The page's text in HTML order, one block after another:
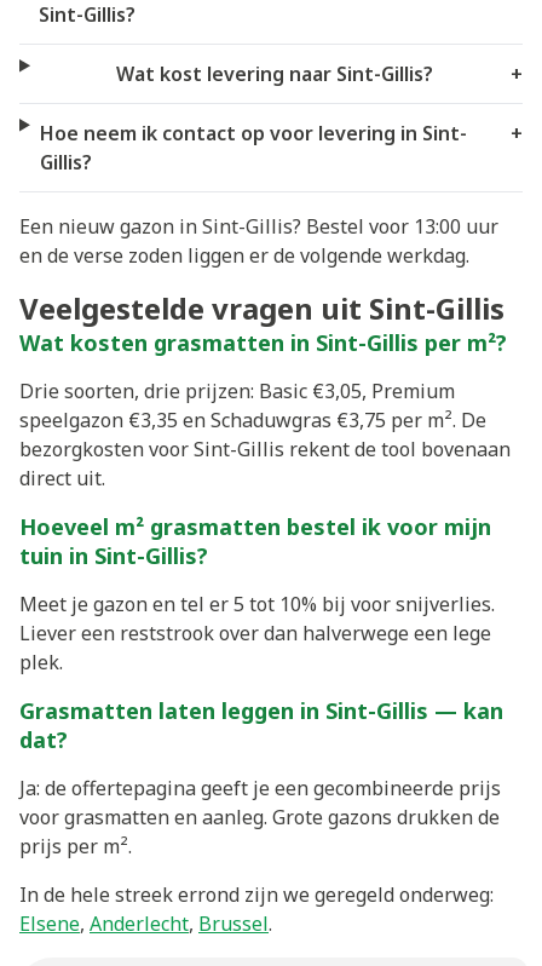
Sint-Gillis?
Wat kost levering naar Sint-Gillis? +
Hoe neem ik contact op voor levering in Sint-
Gillis?
+
Een nieuw gazon in Sint-Gillis? Bestel voor 13:00 uur
en de verse zoden liggen er de volgende werkdag.
Veelgestelde vragen uit Sint-Gillis
Wat kosten grasmatten in Sint-Gillis per m²?
Drie soorten, drie prijzen: Basic €3,05, Premium
speelgazon €3,35 en Schaduwgras €3,75 per m². De
bezorgkosten voor Sint-Gillis rekent de tool bovenaan
direct uit.
Hoeveel m² grasmatten bestel ik voor mijn
tuin in Sint-Gillis?
Meet je gazon en tel er 5 tot 10% bij voor snijverlies.
Liever een reststrook over dan halverwege een lege
plek.
Grasmatten laten leggen in Sint-Gillis — kan
dat?
Ja: de offertepagina geeft je een gecombineerde prijs
voor grasmatten en aanleg. Grote gazons drukken de
prijs per m².
In de hele streek errond zijn we geregeld onderweg:
Elsene, Anderlecht, Brussel.